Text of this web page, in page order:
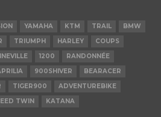
YAMAHA KTM TRAIL
BMW
TRIUMPH HARLEY
COUPS
1200
RANDONNÉE
900SHIVER
BEARACER
TIGER900
ADVENTUREBIKE
TWIN KATANA